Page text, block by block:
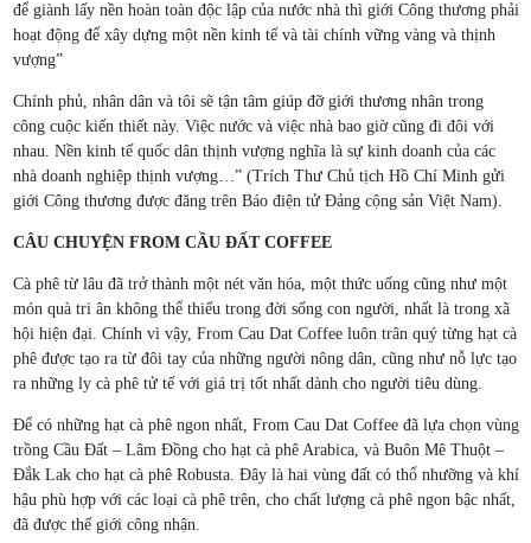
để giành lấy nền hoàn toàn độc lập của nước nhà thì giới Công thương phải
hoạt động để xây dựng một nền kinh tế và tài chính vững vàng và thịnh
vượng”
Chính phủ, nhân dân và tôi sẽ tận tâm giúp đỡ giới thương nhân trong
công cuộc kiến thiết này. Việc nước và việc nhà bao giờ cũng đi đôi với
nhau. Nền kinh tế quốc dân thịnh vượng nghĩa là sự kinh doanh của các
nhà doanh nghiệp thịnh vượng…” (Trích Thư Chủ tịch Hồ Chí Minh gửi
giới Công thương được đăng trên Báo điện tử Đảng cộng sản Việt Nam).
CÂU CHUYỆN FROM CẦU ĐẤT COFFEE
Cà phê từ lâu đã trở thành một nét văn hóa, một thức uống cũng như một
món quà tri ân không thể thiếu trong đời sống con người, nhất là trong xã
hội hiện đại. Chính vì vậy, From Cau Dat Coffee luôn trân quý từng hạt cà
phê được tạo ra từ đôi tay của những người nông dân, cũng như nỗ lực tạo
ra những ly cà phê tử tế với giá trị tốt nhất dành cho người tiêu dùng.
Để có những hạt cà phê ngon nhất, From Cau Dat Coffee đã lựa chọn vùng
trồng Cầu Đất – Lâm Đồng cho hạt cà phê Arabica, và Buôn Mê Thuột –
Đắk Lak cho hạt cà phê Robusta. Đây là hai vùng đất có thổ nhưỡng và khí
hậu phù hợp với các loại cà phê trên, cho chất lượng cà phê ngon bậc nhất,
đã được thế giới công nhận.